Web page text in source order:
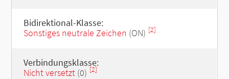
Bidirektional-Klasse:
Sonstiges neutrale Zeichen (ON) [2]
Verbindungsklasse:
Nicht versetzt(0) [2]